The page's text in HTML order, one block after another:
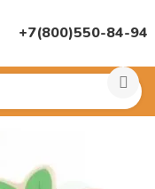
+7(800)550-84-94
Панели, бизиборды